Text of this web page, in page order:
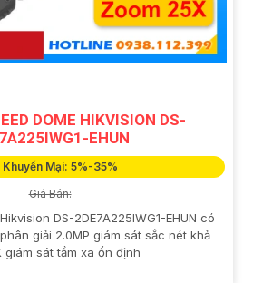
DOME HIKVISION DS-
EHUN
Khuyến Mại: 5%-35%
Giá Bán:
DS-2DE7A225IWG1-EHUN có
giải 2.0MP giám sát sắc nét khả
giám sát tầm xa ổn định